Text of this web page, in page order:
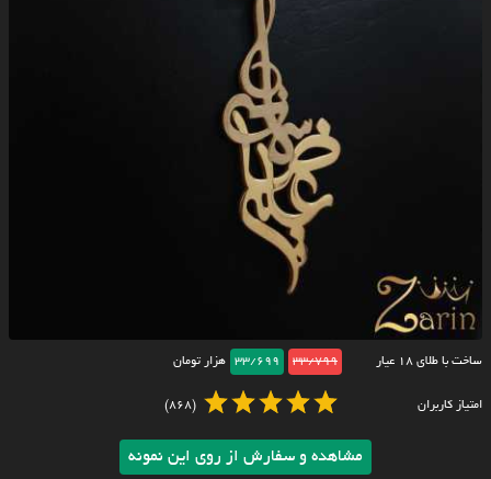
ساخت با طلای ۱۸ عیار 33/799
33/699 هزار تومان
امتیاز کاربران (868)
مشاهده و سفارش از روی این نمونه